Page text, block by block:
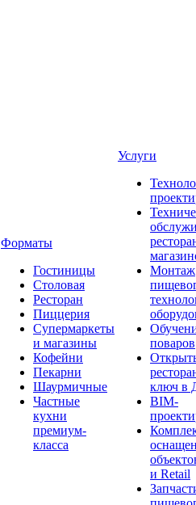
Форматы
Гостиницы
Столовая
Ресторан
Пиццерия
Супермаркеты
и магазины
Кофейни
Пекарни
Шаурмичные
Частные
кухни
премиум-
класса
Услуги
Монтаж
поваров
ключ в
BIM-
и Retail